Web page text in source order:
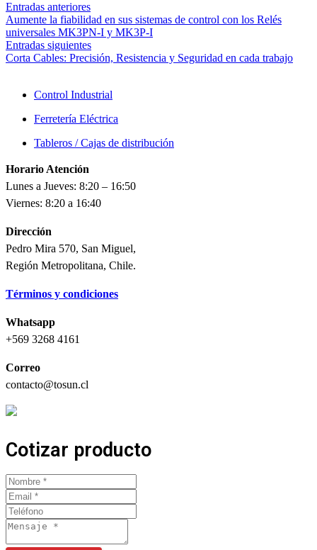
Entradas anteriores
Aumente la fiabilidad en sus sistemas de control con los Relés
universales MK3PN-I y MK3P-I
Entradas siguientes
Corta Cables: Precisión, Resistencia y Seguridad en cada trabajo
Control Industrial
Ferretería Eléctrica
Tableros / Cajas de distribución
Horario Atención
Lunes a Jueves: 8:20 – 16:50
Viernes: 8:20 a 16:40
Dirección
Pedro Mira 570, San Miguel,
Región Metropolitana, Chile.
Términos y condiciones
Whatsapp
+569 3268 4161
Correo
contacto@tosun.cl
Cotizar producto